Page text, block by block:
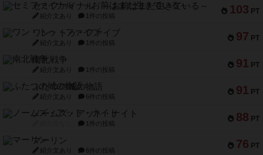
103 PT
セミファイナル ～お前はまだ生きている～
紹介文あり 1件の投稿
97 PT
ワン・トゥ・ファイブ
紹介文あり 1件の投稿
91 PT
南北戦争
紹介文あり 1件の投稿
91 PT
ふたつの城の物語
紹介文あり 6件の投稿
88 PT
ノームズ・アット・ナイト
1件の投稿
76 PT
マーリン
紹介文あり 6件の投稿